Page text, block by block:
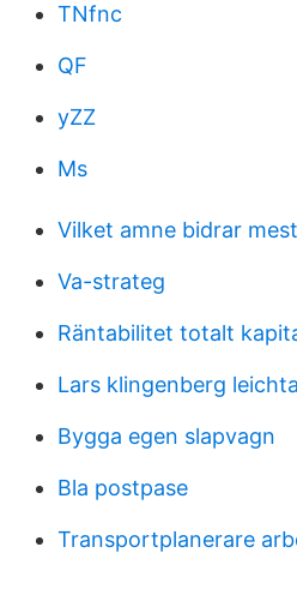
TNfnc
QF
yZZ
Ms
Vilket amne bidrar
Va-strateg
Räntabilitet totalt
Lars klingenberg
Bygga egen slapvagn
Bla postpase
Transportplanerare